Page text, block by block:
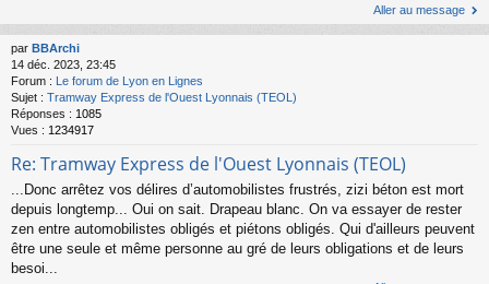
Aller au message
par BBArchi
14 déc. 2023, 23:45
Forum : Le forum de Lyon en Lignes
Sujet : Tramway Express de l'Ouest Lyonnais (TEOL)
Réponses : 1085
Vues : 1234917
Re: Tramway Express de l'Ouest Lyonnais (TEOL)
...Donc arrêtez vos délires d’automobilistes frustrés, zizi béton est mort
depuis longtemp... Oui on sait. Drapeau blanc. On va essayer de rester
zen entre automobilistes obligés et piétons obligés. Qui d'ailleurs peuvent
être une seule et même personne au gré de leurs obligations et de leurs
besoi...